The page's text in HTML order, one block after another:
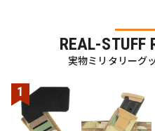
REAL-STUFF
実物ミリタリーグ